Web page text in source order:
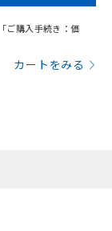
ご購入手続き：価
カートをみる